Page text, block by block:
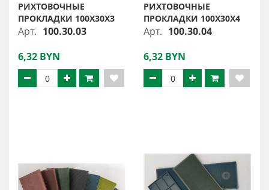
РИХТОВОЧНЫЕ
ПРОКЛАДКИ 100Х30Х3
Арт. 100.30.03
6,32 BYN
РИХТОВОЧНЫЕ
ПРОКЛАДКИ 100Х30Х4
Арт. 100.30.04
6,32 BYN